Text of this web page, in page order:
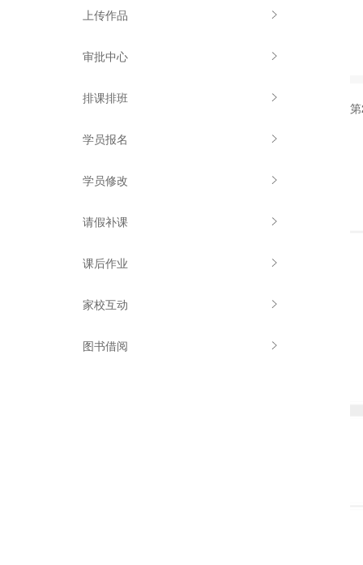
上传作品
审批中心
排课排班
学员报名
学员修改
请假补课
课后作业
家校互动
图书借阅